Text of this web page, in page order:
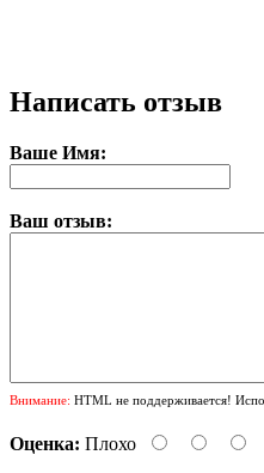
Написать отзыв
Ваше Имя:
Ваш отзыв:
Внимание: HTML не поддерживается!
Оценка: Плохо